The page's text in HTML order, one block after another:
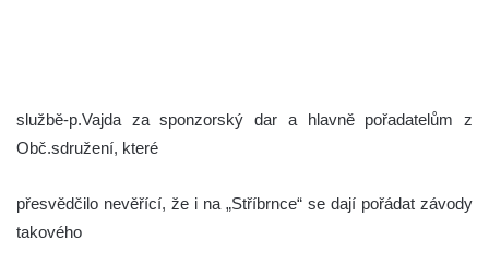
službě-p.Vajda za sponzorský dar a hlavně pořadatelům z
Obč.sdružení, které
přesvědčilo nevěřící, že i na „Stříbrnce“ se dají pořádat závody
takového